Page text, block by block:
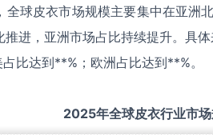
全球皮衣市场规模主要集中在亚洲
推进，亚洲市场占比持续提升。具
比达到**%；欧洲占比达到**%。
2025年全球皮衣行业市